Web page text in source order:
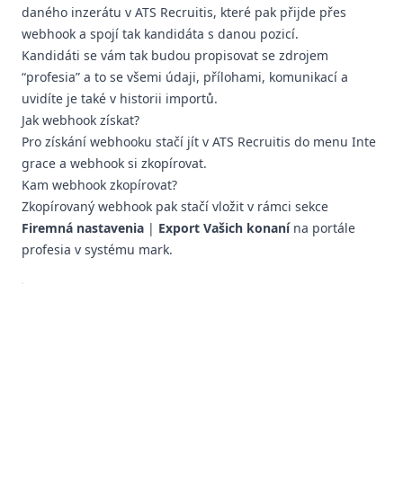
daného inzerátu v ATS Recruitis, které pak přijde přes
webhook a spojí tak kandidáta s danou pozicí.
Kandidáti se vám tak budou propisovat se zdrojem
“profesia” a to se všemi údaji, přílohami, komunikací a
uvidíte je také v historii importů.
Jak webhook získat?
Pro získání webhooku stačí jít v ATS Recruitis do menu Inte
grace a webhook si zkopírovat.
Kam webhook zkopírovat?
Zkopírovaný webhook pak stačí vložit v rámci sekce
Firemná nastavenia | Export Vašich konanína portále
profesia v systému mark.